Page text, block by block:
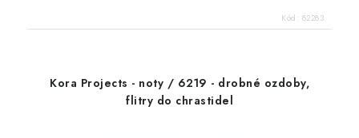
Kód: 82283
Kora Projects - noty / 6219 - drobné ozdoby,
flitry do chrastidel